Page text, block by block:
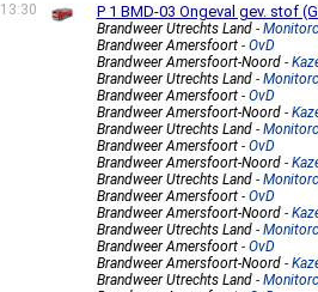
13:30
P 1 BMD-03 Ongeval gev. stof
Brandweer Utrechts Land -
Brandweer Amersfoort - OvD
Brandweer Amersfoort-Noord -
Brandweer Utrechts Land -
Brandweer Amersfoort - OvD
Brandweer Amersfoort-Noord -
Brandweer Utrechts Land -
Brandweer Amersfoort - OvD
Brandweer Amersfoort-Noord -
Brandweer Utrechts Land -
Brandweer Amersfoort - OvD
Brandweer Amersfoort-Noord -
Brandweer Utrechts Land -
Brandweer Amersfoort - OvD
Brandweer Amersfoort-Noord -
Brandweer Utrechts Land -